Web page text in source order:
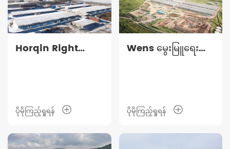
Horqin Right
ပိုမိုကြည့်ရှုရန်
Wens မွေးမြူရေး
ပိုမိုကြည့်ရှုရန်